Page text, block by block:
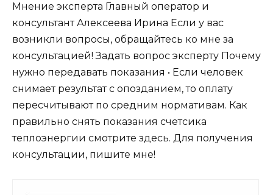
Мнение эксперта Главный оператор и
консультант Алексеева Ирина Если у вас
возникли вопросы, обращайтесь ко мне за
консультацией!Задать вопрос эксперту Почему
нужно передавать показания • Если человек
снимает результат с опозданием, то оплату
пересчитывают по средним нормативам. Как
правильно снять показания счетсика
теплоэнергии смотрите здесь. Для получения
консультации, пишите мне!